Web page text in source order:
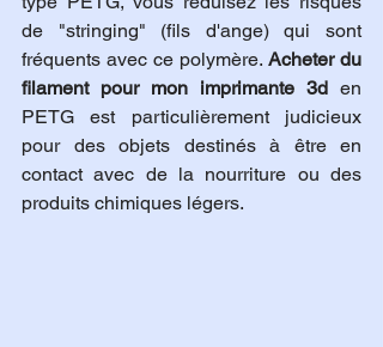
de "stringing" (fils d'ange) qui sont
fréquents avec ce polymère. Acheter du
filament pour mon imprimante 3d en
PETG est particulièrement judicieux
pour des objets destinés à être en
contact avec de la nourriture ou des
produits chimiques légers.